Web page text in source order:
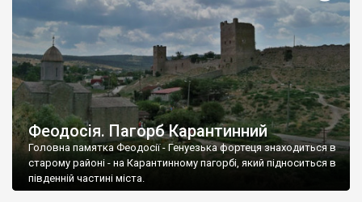
Феодосія. Пагорб Карантинний
Головна памятка Феодосії - Генуезька фортеця знаходиться в
старому районі - на Карантинному пагорбі, який підноситься в
південній частині міста.